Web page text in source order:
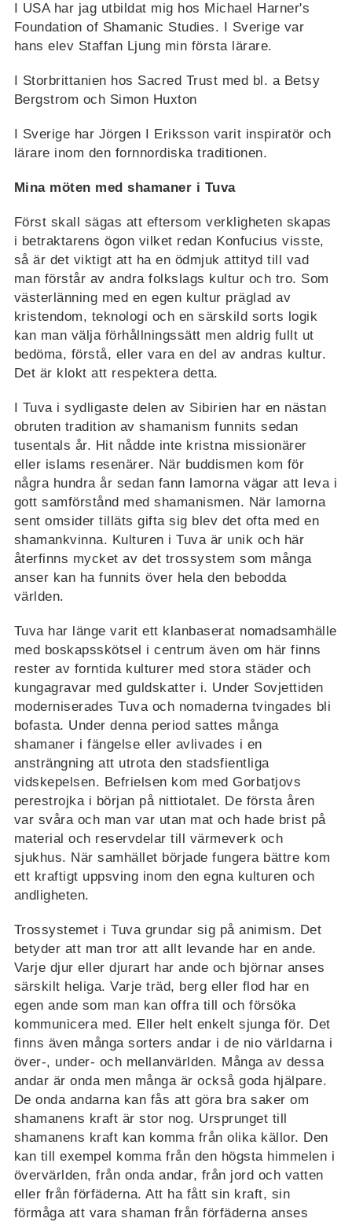
I USA har jag utbildat mig hos Michael Harner's
Foundation of Shamanic Studies. I Sverige var
hans elev Staffan Ljung min första lärare.
I Storbrittanien hos Sacred Trust med bl. a Betsy
Bergstrom och Simon Huxton
I Sverige har Jörgen I Eriksson varit inspiratör och
lärare inom den fornnordiska traditionen.
Mina möten med shamaner i Tuva
Först skall sägas att eftersom verkligheten skapas
i betraktarens ögon vilket redan Konfucius visste,
så är det viktigt att ha en ödmjuk attityd till vad
man förstår av andra folkslags kultur och tro. Som
västerlänning med en egen kultur präglad av
kristendom, teknologi och en särskild sorts logik
kan man välja förhållningssätt men aldrig fullt ut
bedöma, förstå, eller vara en del av andras kultur.
Det är klokt att respektera detta.
I Tuva i sydligaste delen av Sibirien har en nästan
obruten tradition av shamanism funnits sedan
tusentals år. Hit nådde inte kristna missionärer
eller islams resenärer. När buddismen kom för
några hundra år sedan fann lamorna vägar att leva i
gott samförstånd med shamanismen. När lamorna
sent omsider tilläts gifta sig blev det ofta med en
shamankvinna. Kulturen i Tuva är unik och här
återfinns mycket av det trossystem som många
anser kan ha funnits över hela den bebodda
världen.
Tuva har länge varit ett klanbaserat nomadsamhälle
med boskapsskötsel i centrum även om här finns
rester av forntida kulturer med stora städer och
kungagravar med guldskatter i. Under Sovjettiden
moderniserades Tuva och nomaderna tvingades bli
bofasta. Under denna period sattes många
shamaner i fängelse eller avlivades i en
ansträngning att utrota den stadsfientliga
vidskepelsen. Befrielsen kom med Gorbatjovs
perestrojka i början på nittiotalet. De första åren
var svåra och man var utan mat och hade brist på
material och reservdelar till värmeverk och
sjukhus. När samhället började fungera bättre kom
ett kraftigt uppsving inom den egna kulturen och
andligheten.
Trossystemet i Tuva grundar sig på animism. Det
betyder att man tror att allt levande har en ande.
Varje djur eller djurart har ande och björnar anses
särskilt heliga. Varje träd, berg eller flod har en
egen ande som man kan offra till och försöka
kommunicera med. Eller helt enkelt sjunga för. Det
finns även många sorters andar i de nio världarna i
över-, under- och mellanvärlden. Många av dessa
andar är onda men många är också goda hjälpare.
De onda andarna kan fås att göra bra saker om
shamanens kraft är stor nog. Ursprunget till
shamanens kraft kan komma från olika källor. Den
kan till exempel komma från den högsta himmelen i
övervärlden, från onda andar, från jord och vatten
eller från förfäderna. Att ha fått sin kraft, sin
förmåga att vara shaman från förfäderna anses